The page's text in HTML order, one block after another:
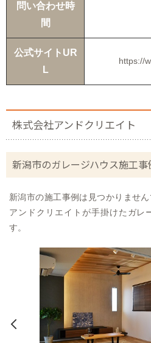
問い合わせ時
間
公式サイトUR
L
https://
株式会社アンドクリエイト
新潟市のガレージハウス施工事
新潟市の施工事例は見つかりませ
アンドクリエイトが手掛けたガレ
す。